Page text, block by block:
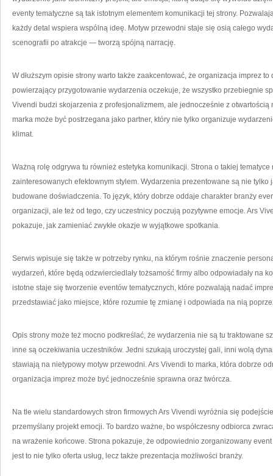
eventy tematyczne są tak istotnym elementem komunikacji tej strony.
każdy detal wspiera wspólną ideę. Motyw przewodni staje się osią całego
scenografii po atrakcje — tworzą spójną narrację.
W dłuższym opisie strony warto także zaakcentować, że organizacja imprez
powierzający przygotowanie wydarzenia oczekuje, że wszystko przebiegnie
Vivendi budzi skojarzenia z profesjonalizmem, ale jednocześnie z
marka może być postrzegana jako partner, który nie tylko organizuje
klimat.
Ważną rolę odgrywa tu również estetyka komunikacji. Strona o takiej
zainteresowanych efektownym stylem. Wydarzenia prezentowane są nie
budowane doświadczenia. To język, który dobrze oddaje charakter branży
organizacji, ale też od tego, czy uczestnicy poczują pozytywne emocje. Ars
pokazuje, jak zamieniać zwykłe okazje w wyjątkowe spotkania.
Serwis wpisuje się także w potrzeby rynku, na którym rośnie znaczenie
wydarzeń, które będą odzwierciedlały tożsamość firmy albo odpowiadały na
istotne staje się tworzenie eventów tematycznych, które pozwalają nadać
przedstawiać jako miejsce, które rozumie tę zmianę i odpowiada na nią
Opis strony może też mocno podkreślać, że wydarzenia nie są tu traktowane
inne są oczekiwania uczestników. Jedni szukają uroczystej gali, inni wolą
stawiają na nietypowy motyw przewodni. Ars Vivendi to marka, która dobrze
organizacja imprez może być jednocześnie sprawna oraz twórcza.
Na tle wielu standardowych stron firmowych Ars Vivendi wyróżnia się
przemyślany projekt emocji. To bardzo ważne, bo współczesny odbiorca
na wrażenie końcowe. Strona pokazuje, że odpowiednio zorganizowany
jest to nie tylko oferta usług, lecz także prezentacja możliwości branży.